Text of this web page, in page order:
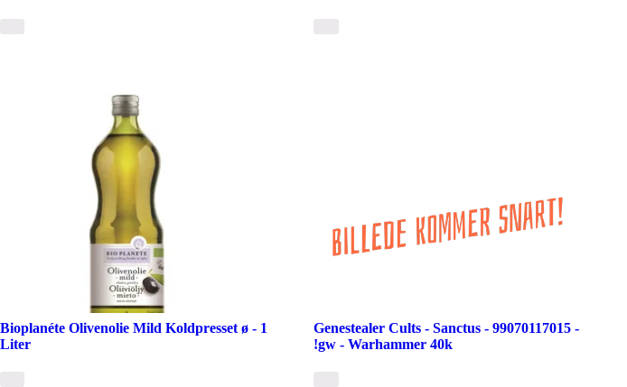
Bioplanéte Olivenolie Mild Koldpresset ø - 1
Liter
Genestealer Cults - Sanctus - 99070117015 -
!gw - Warhammer 40k